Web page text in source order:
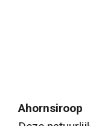
Ahornsiroop